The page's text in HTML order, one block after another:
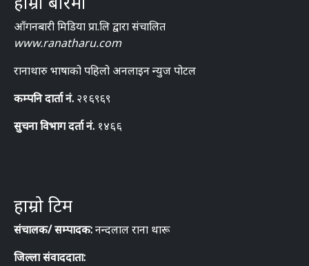
आँगनबारी मिडिया प्रा.लि द्वारा संचालित
www.ranatharu.com
रानाथारु भाषाको पहिलो अनलाइन न्युज पोटल
कम्पनि दार्ता नं. २१६९६९
सुचना विभाग दर्ता नं. १४६६
हाम्रो टिम
संचालक/ सम्पादक:नन्दलाल राना थारू
जिल्ला संवाददाता: